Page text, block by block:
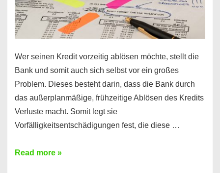
Wer seinen Kredit vorzeitig ablösen möchte, stellt die
Bank und somit auch sich selbst vor ein großes
Problem. Dieses besteht darin, dass die Bank durch
das außerplanmäßige, frühzeitige Ablösen des Kredits
Verluste macht. Somit legt sie
Vorfälligkeitsentschädigungen fest, die diese …
Kredit
Read more »